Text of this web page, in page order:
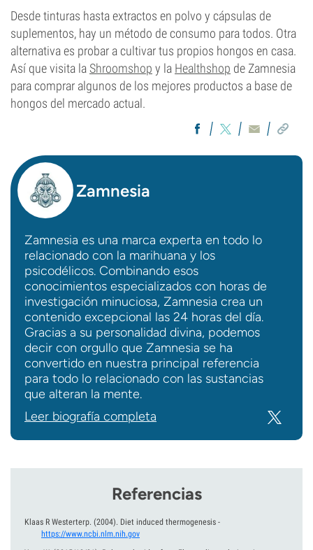
Desde tinturas hasta extractos en polvo y cápsulas de
suplementos, hay un método de consumo para todos. Otra
alternativa es probar a cultivar tus propios hongos en casa.
Así que visita la Shroomshop y la Healthshop de Zamnesia
para comprar algunos de los mejores productos a base de
hongos del mercado actual.
Zamnesia
Zamnesia es una marca experta en todo lo
relacionado con la marihuana y los
psicodélicos. Combinando esos
conocimientos especializados con horas de
investigación minuciosa, Zamnesia crea un
contenido excepcional las 24 horas del día.
Gracias a su personalidad divina, podemos
decir con orgullo que Zamnesia se ha
convertido en nuestra principal referencia
para todo lo relacionado con las sustancias
que alteran la mente.
Leer biografía completa
Referencias
Klaas R Westerterp. (2004). Diet induced thermogenesis -
https://www.ncbi.nlm.nih.gov